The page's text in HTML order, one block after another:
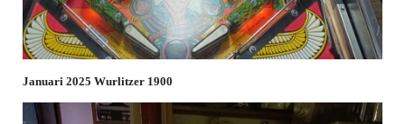
Januari 2025 Wurlitzer 1900